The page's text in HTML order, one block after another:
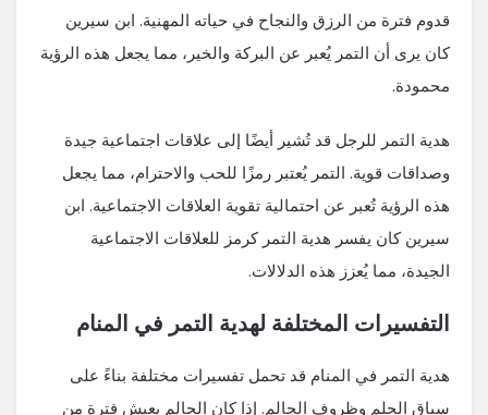
قدوم فترة من الرزق والنجاح في حياته المهنية. ابن سيرين
كان يرى أن التمر يُعبر عن البركة والخير، مما يجعل هذه الرؤية
محمودة.
هدية التمر للرجل قد تُشير أيضًا إلى علاقات اجتماعية جيدة
وصداقات قوية. التمر يُعتبر رمزًا للحب والاحترام، مما يجعل
هذه الرؤية تُعبر عن احتمالية تقوية العلاقات الاجتماعية. ابن
سيرين كان يفسر هدية التمر كرمز للعلاقات الاجتماعية
الجيدة، مما يُعزز هذه الدلالات.
التفسيرات المختلفة لهدية التمر في المنام
هدية التمر في المنام قد تحمل تفسيرات مختلفة بناءً على
سياق الحلم وظروف الحالم. إذا كان الحالم يعيش فترة من